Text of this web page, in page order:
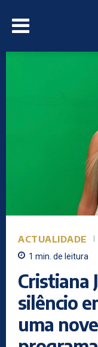
ACTUALIDADE
1 min. de leitura
Cristiana
silêncio
uma